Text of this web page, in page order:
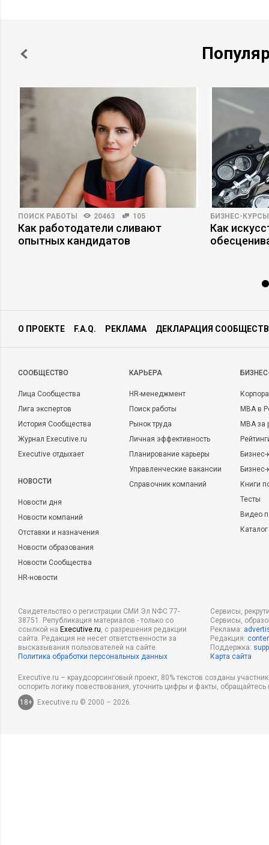
ПОИСК РАБОТЫ 20463 105
Как работодатели сливают
опытных кандидатов
БИЗНЕС-КУРСЫ
Как
О ПРОЕКТЕ F.A.Q. РЕКЛАМА ДЕКЛАРАЦИЯ
CООБЩЕСТВО
Лица Сообщества
Лига экспертов
История Сообщества
Журнал Executive.ru
Executive отдыхает
НОВОСТИ
Новости дня
Новости компаний
Отставки и назначения
Новости образования
Новости Сообщества
HR-новости
КАРЬЕРА
HR-менеджмент
Поиск работы
Рынок труда
Личная эффективность
Планирование карьеры
Управленческие вакансии
Справочник компаний
MBA в
MBA
Бизнес-
Книги
Тесты
Видео
Свидетельство о регистрации СМИ Эл NФС 77-
38751. Републикация материалов - только со
ссылкой на Executive.ru, с разрешения редакции
сайта. Редакция не несет ответственности за
высказывания пользователей на сайте.
Политика обработки персональных данных
Сервисы,
Сервисы,
Реклама:
Редакция:
Поддержка:
Карта сайта
Executive.ru – краудсорсинговый проект, 80% текстов созданы
оспорить логику повествования, уточнить цифры и факты,
18+
Executive.ru © 2000 – 2026.